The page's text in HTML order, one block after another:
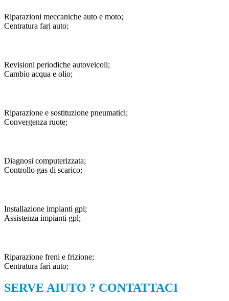
Riparazioni meccaniche auto e moto;
Centratura fari auto;
Revisioni periodiche autoveicoli;
Cambio acqua e olio;
Riparazione e sostituzione pneumatici;
Convergenza ruote;
Diagnosi computerizzata;
Controllo gas di scarico;
Installazione impianti gpl;
Assistenza impianti gpl;
Riparazione freni e frizione;
Centratura fari auto;
SERVE AIUTO ? CONTATTACI